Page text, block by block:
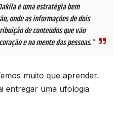
é uma estratégia bem
onde as informações de dois
de conteúdos que vão
e na mente das pessoas.”
muito que aprender.
entregar uma ufologia